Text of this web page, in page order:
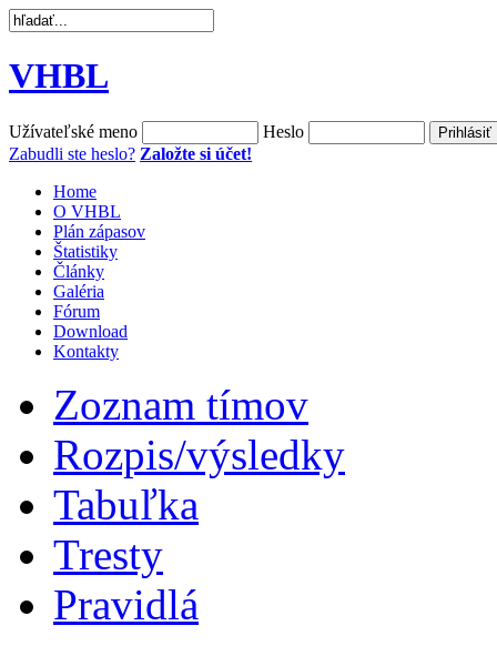
VHBL
Užívateľské meno
Heslo
Zabudli ste heslo? Založte si účet!
Home
O VHBL
Plán zápasov
Štatistiky
Články
Galéria
Fórum
Download
Kontakty
Zoznam tímov
Rozpis/výsledky
Tabuľka
Tresty
Pravidlá